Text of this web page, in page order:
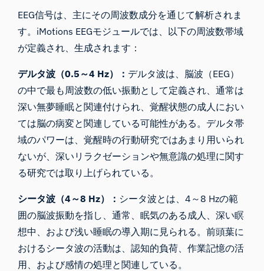
EEG信号は、主にその周波数成分を通じて解析されま
す。iMotions EEGモジュールでは、以下の周波数帯域
が定義され、生成されます：
デルタ波（0.5～4 Hz）： デルタ波は、脳波（EEG）
の中で最も周波数の低い振動として定義され、通常は
深い無夢睡眠と関連付けられ、覚醒状態の成人におい
ては脳の病変と関連している可能性がある。デルタ帯
域のパワーは、覚醒時の行動研究ではあまり用いられ
ないが、深いリラクゼーションや無意識の処理に関す
る研究では取り上げられている。
シータ波（4～8 Hz）： シータ波とは、4～8 Hzの範
囲の脳波振動を指し、通常、眠気のある成人、深い瞑
想中、および浅い睡眠の導入期に見られる。前頭葉に
おけるシータ波の活動は、認知的負荷、作業記憶の活
用、および感情の処理と関連している。